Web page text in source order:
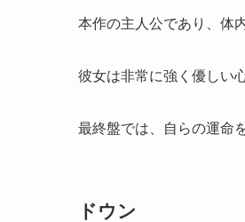
本作の主人公であり、体
彼女は非常に強く優しい
最終盤では、自らの運命
ドウン